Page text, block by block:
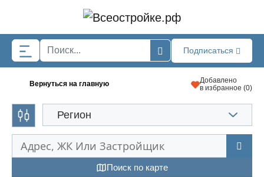
Подписаться
Вернуться на главную
Добавлено
в избранное (0)
Регион
Поиск по карте